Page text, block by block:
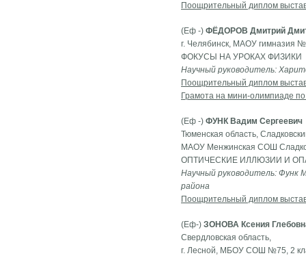
Поощрительный диплом
(Еф -) ФЁДОРОВ Дмитрий
г. Челябинск, МАОУ гимназия
ФОКУСЫ НА УРОКАХ ФИЗИКИ
Научный руководитель:
Поощрительный диплом
Грамота на мини-олимпиаде
(Еф -) ФУНК Вадим Сергеевич
Тюменская область,
МАОУ Менжинская СОШ
ОПТИЧЕСКИЕ ИЛЛЮЗИИ И
Научный руководитель: Функ
района
Поощрительный диплом
(Еф-) ЗОНОВА Ксения
Свердловская область,
г. Лесной, МБОУ СОШ №75, 2